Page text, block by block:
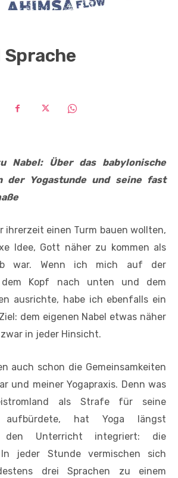
Sprache
Nabel: Über das babylonische
der Yogastunde und seine fast
ihrerzeit einen Turm bauen wollten,
Idee, Gott näher zu kommen als
war. Wenn ich mich auf der
Kopf nach unten und dem
ausrichte, habe ich ebenfalls ein
dem eigenen Nabel etwas näher
in jeder Hinsicht.
auch schon die Gemeinsamkeiten
und meiner Yogapraxis. Denn was
als Strafe für seine
aufbürdete, hat Yoga längst
Unterricht integriert: die
jeder Stunde vermischen sich
drei Sprachen zu einem